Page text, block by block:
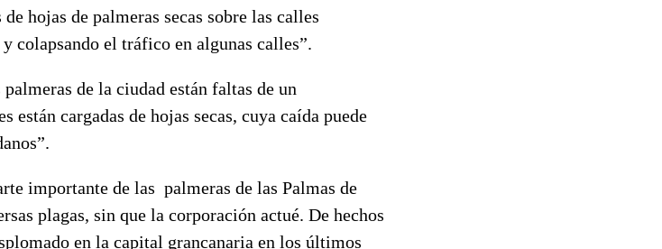
hojas de palmeras secas sobre las calles
colapsando el tráfico en algunas calles”.
de la ciudad están faltas de un
están cargadas de hojas secas, cuya caída puede
importante de las palmeras de las Palmas de
plagas, sin que la corporación actué. De hechos
en la capital grancanaria en los últimos